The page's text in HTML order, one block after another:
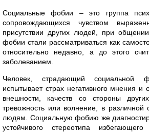
Социальные фобии – это группа
сопровождающихся чувством
присутствии других людей, при
фобии стали рассматриваться как
относительно недавно, а до этого
заболеванием.
Человек, страдающий социальной
испытывает страх негативного мнения и
внешности, качеств со стороны
тревожность или волнение, в различной
людям. Социальную фобию же
устойчивого стереотипа